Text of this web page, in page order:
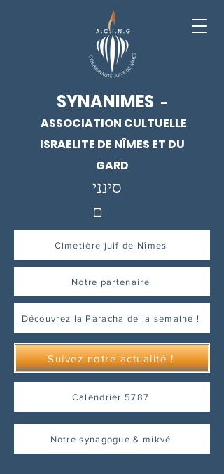
SYNANIMES -
ASSOCIATION CULTUELLE
ISRAELITE DE NÎMES ET DU
GARD
סינני
ם
Cimetière juif de Nîmes
Notre partenaire
Découvrez la Paracha de la semaine !
Suivez notre actualité !
Calendrier 5787
Notre synagogue & mikvé